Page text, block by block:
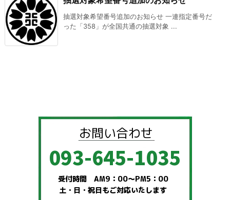
抽選対象希望番号追加のお知らせ 一連指定番号だ
った「358」が全国共通の抽選対象 ...